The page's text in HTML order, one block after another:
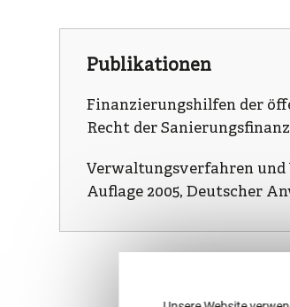
Publikationen
Finanzierungshilfen der
Recht der
Verwaltungsverfahren und
Auflage 2005, Deutscher